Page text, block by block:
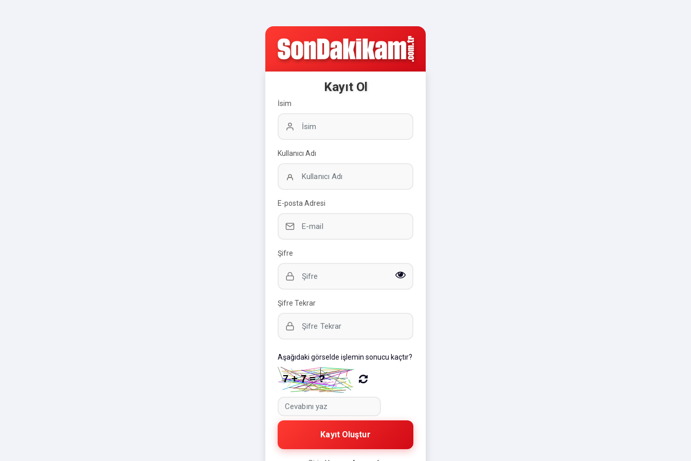
Kayıt Ol
İsim
Kullanıcı Adı
E-posta Adresi
Şifre
Şifre Tekrar
Aşağıdaki görselde işlemin sonucu kaçtır?
Kayıt Oluştur